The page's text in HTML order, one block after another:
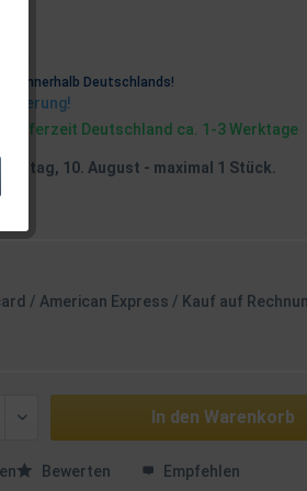
innerhalb Deutschlands!
Lieferzeit Deutschland ca. 1-3 Werktage
Montag, 10. August - maximal 1 Stück.
/ American Express / Kauf auf
In den Warenkorb
Bewerten Empfehlen